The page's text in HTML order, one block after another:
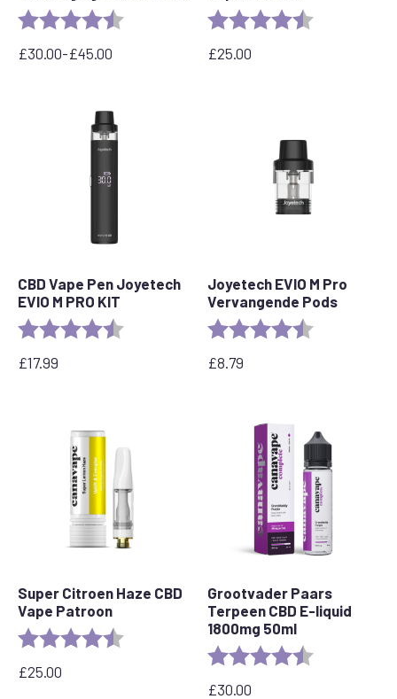
Beoordeling: 4.6 out of 5 stars
£30.00-£45.00
Prijsklasse:
Beoordeling:
£25.00
CBD Vape Pen Joyetech
EVIO M PRO KIT
Beoordeling: 4.5 out of 5 stars
£17.99
Joyetech EVIO M Pro
Vervangende Pods
Beoordeling:
£8.79
Super Citroen Haze CBD
Vape Patroon
Beoordeling: 4.6 out of 5 stars
£25.00
Grootvader Paars
Terpeen CBD E-liquid
1800mg 50ml
Beoordeling:
£30.00